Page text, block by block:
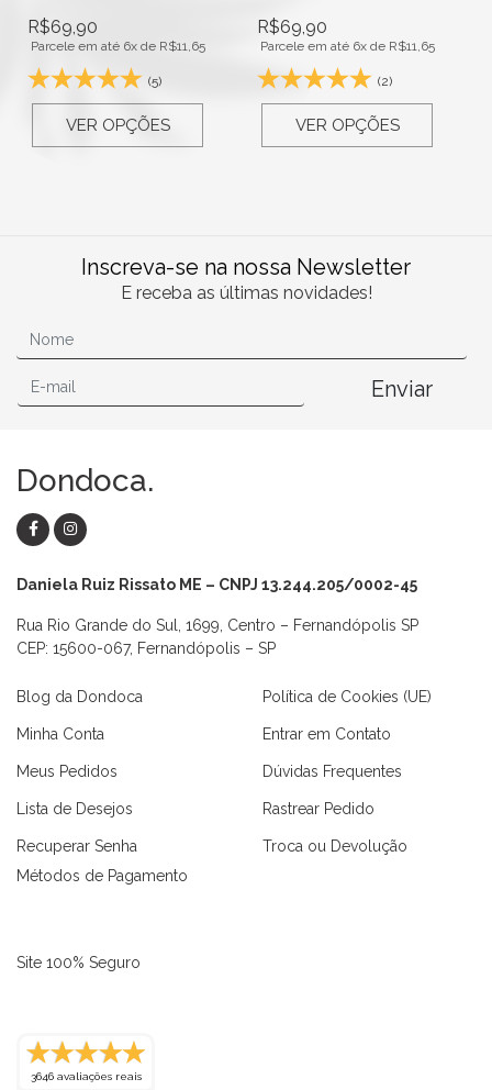
Macaquinhos
R$69,90
Parcele em até 6x de R$11,65
(5)
VER OPÇÕES
R$69,90
Parcele em até 6x de R$11,65
(2)
VER OPÇÕES
Inscreva-se na nossa Newsletter
E receba as últimas novidades!
Enviar
Dondoca.
Daniela Ruiz Rissato ME – CNPJ 13.244.205/0002-45
Rua Rio Grande do Sul, 1699, Centro – Fernandópolis SP
CEP: 15600-067, Fernandópolis – SP
Blog da Dondoca
Minha Conta
Meus Pedidos
Lista de Desejos
Recuperar Senha
Política de Cookies (UE)
Entrar em Contato
Dúvidas Frequentes
Rastrear Pedido
Troca ou Devolução
Métodos de Pagamento
Site 100% Seguro
3646 avaliações reais